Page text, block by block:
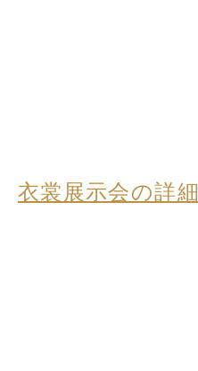
衣裳展示会の詳細